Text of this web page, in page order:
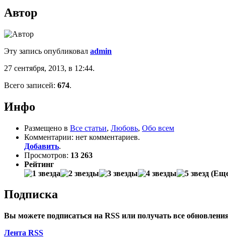
Автор
Эту запись опубликовал admin
27 сентября, 2013, в 12:44.
Всего записей: 674.
Инфо
Размещено в Все статьи, Любовь, Обо всем
Комментарии: нет комментариев.
Добавить.
Просмотров: 13 263
Рейтинг
Подписка
Вы можете подписаться на RSS или получать все
Лента RSS